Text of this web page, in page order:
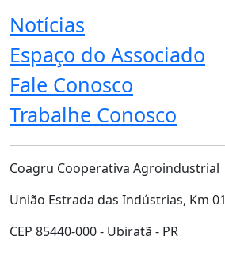
Notícias
Espaço do Associado
Fale Conosco
Trabalhe Conosco
Coagru Cooperativa Agroindustrial
União Estrada das Indústrias, Km 01
CEP 85440-000 - Ubiratã - PR